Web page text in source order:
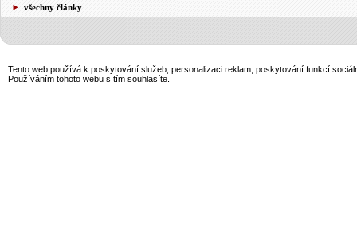
všechny články
Tento web používá k poskytování služeb, personalizaci reklam, poskytování funkcí
Používáním tohoto webu s tím souhlasíte.